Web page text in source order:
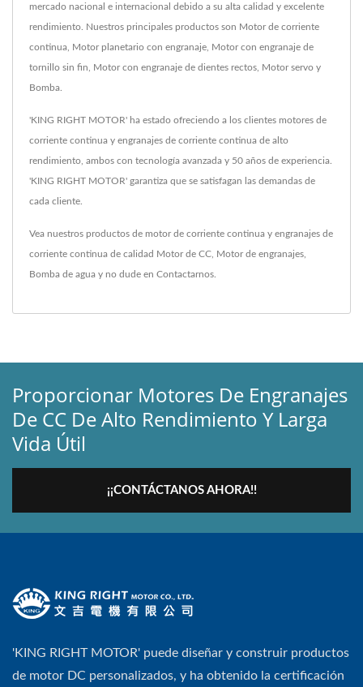
mercado nacional e internacional debido a su alta calidad y excelente
rendimiento. Nuestros principales productos son Motor de corriente
continua, Motor planetario con engranaje, Motor con engranaje de
tornillo sin fin, Motor con engranaje de dientes rectos, Motor servo y
Bomba.
'KING RIGHT MOTOR' ha estado ofreciendo a los clientes motores de
corriente continua y engranajes de corriente continua de alto
rendimiento, ambos con tecnología avanzada y 50 años de experiencia.
'KING RIGHT MOTOR' garantiza que se satisfagan las demandas de
cada cliente.
Vea nuestros productos de motor de corriente continua y engranajes de
corriente continua de calidad Motor de CC Motor de engranajes
Bomba de agua y no dude en Contactarnos
Proporcionar Motores De Engranajes
De CC De Alto Rendimiento Y Larga
Vida Útil
¡¡CONTÁCTANOS AHORA!!
'KING RIGHT MOTOR' puede diseñar y construir productos
de motor DC personalizados, y ha obtenido la certificación